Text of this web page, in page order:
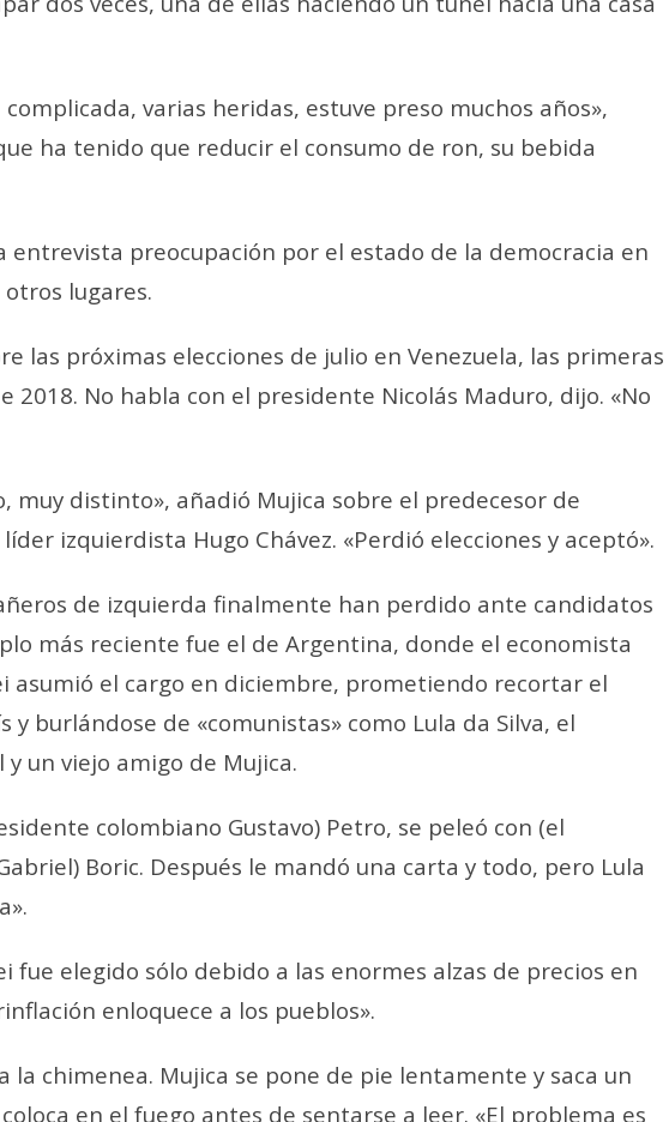
varias heridas, estuve preso muchos años»,
ha tenido que reducir el consumo de ron, su bebida
entrevista preocupación por el estado de la democracia en
lugares.
las próximas elecciones de julio en Venezuela, las primeras
2018. No habla con el presidente Nicolás Maduro, dijo. «No
muy distinto», añadió Mujica sobre el predecesor de
izquierdista Hugo Chávez. «Perdió elecciones y aceptó».
de izquierda finalmente han perdido ante candidatos
más reciente fue el de Argentina, donde el economista
asumió el cargo en diciembre, prometiendo recortar el
y burlándose de «comunistas» como Lula da Silva, el
un viejo amigo de Mujica.
colombiano Gustavo) Petro, se peleó con (el
Boric. Después le mandó una carta y todo, pero Lula
fue elegido sólo debido a las enormes alzas de precios en
enloquece a los pueblos».
la chimenea. Mujica se pone de pie lentamente y saca un
en el fuego antes de sentarse a leer. «El problema es